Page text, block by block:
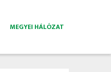
MEGYEI HÁLÓZAT